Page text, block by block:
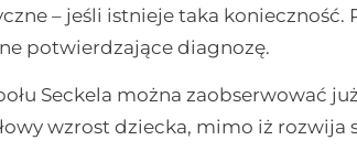
– jeśli istnieje taka konieczność.
potwierdzające diagnozę.
Seckela można zaobserwować
wzrost dziecka, mimo iż rozwija